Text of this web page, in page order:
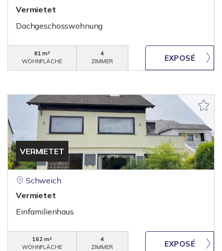
Vermietet
Dachgeschosswohnung
81 m²
WOHNFLÄCHE
4
ZIMMER
VERMIETET
Schweich
Vermietet
Einfamilienhaus
162 m²
WOHNFLÄCHE
4
ZIMMER